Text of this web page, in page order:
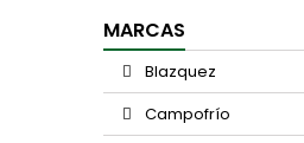
MARCAS
Blazquez
Campofrío